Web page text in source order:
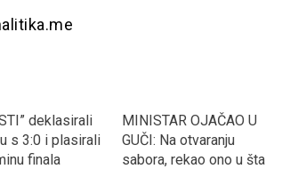
deklasirali
s 3:0 i plasirali
finala
MINISTAR OJAČAO U
GUČI: Na otvaranju
sabora, rekao ono u šta